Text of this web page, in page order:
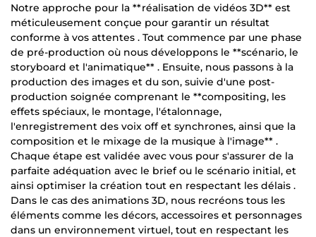
Notre approche pour la **réalisation de vidéos 3D** est
méticuleusement conçue pour garantir un résultat
conforme à vos attentes . Tout commence par une phase
de pré-production où nous développons le **scénario, le
storyboard et l'animatique** . Ensuite, nous passons à la
production des images et du son, suivie d'une post-
production soignée comprenant le **compositing, les
effets spéciaux, le montage, l'étalonnage,
l'enregistrement des voix off et synchrones, ainsi que la
composition et le mixage de la musique à l'image** .
Chaque étape est validée avec vous pour s'assurer de la
parfaite adéquation avec le brief ou le scénario initial, et
ainsi optimiser la création tout en respectant les délais .
Dans le cas des animations 3D, nous recréons tous les
éléments comme les décors, accessoires et personnages
dans un environnement virtuel, tout en respectant les